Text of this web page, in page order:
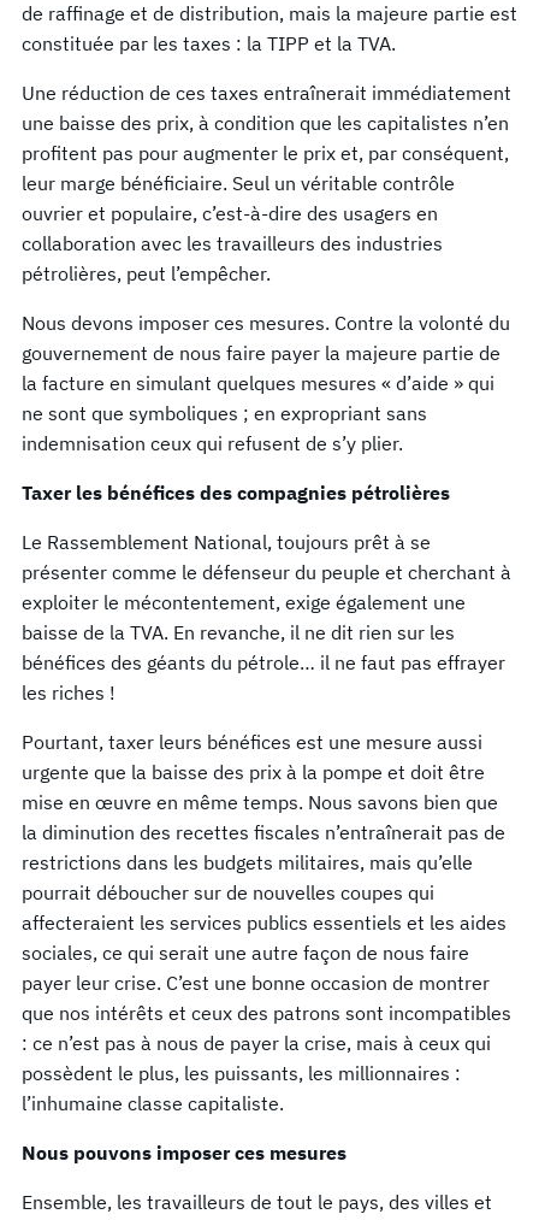
de raffinage et de distribution, mais la majeure partie est
constituée par les taxes : la TIPP et la TVA.
Une réduction de ces taxes entraînerait immédiatement
une baisse des prix, à condition que les capitalistes n’en
profitent pas pour augmenter le prix et, par conséquent,
leur marge bénéficiaire. Seul un véritable contrôle
ouvrier et populaire, c’est-à-dire des usagers en
collaboration avec les travailleurs des industries
pétrolières, peut l’empêcher.
Nous devons imposer ces mesures. Contre la volonté du
gouvernement de nous faire payer la majeure partie de
la facture en simulant quelques mesures « d’aide » qui
ne sont que symboliques ; en expropriant sans
indemnisation ceux qui refusent de s’y plier.
Taxer les bénéfices des compagnies pétrolières
Le Rassemblement National, toujours prêt à se
présenter comme le défenseur du peuple et cherchant à
exploiter le mécontentement, exige également une
baisse de la TVA. En revanche, il ne dit rien sur les
bénéfices des géants du pétrole… il ne faut pas effrayer
les riches !
Pourtant, taxer leurs bénéfices est une mesure aussi
urgente que la baisse des prix à la pompe et doit être
mise en œuvre en même temps. Nous savons bien que
la diminution des recettes fiscales n’entraînerait pas de
restrictions dans les budgets militaires, mais qu’elle
pourrait déboucher sur de nouvelles coupes qui
affecteraient les services publics essentiels et les aides
sociales, ce qui serait une autre façon de nous faire
payer leur crise. C’est une bonne occasion de montrer
que nos intérêts et ceux des patrons sont incompatibles
: ce n’est pas à nous de payer la crise, mais à ceux qui
possèdent le plus, les puissants, les millionnaires :
l’inhumaine classe capitaliste.
Nous pouvons imposer ces mesures
Ensemble, les travailleurs de tout le pays, des villes et